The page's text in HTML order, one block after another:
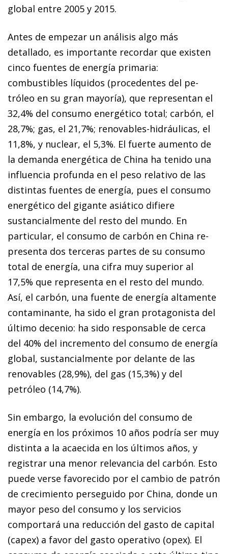
global entre 2005 y 2015.
Antes de empezar un análisis algo más
detallado, es im­­portante recordar que existen
cinco fuentes de energía primaria:
combustibles líquidos (procedentes del pe­­
tróleo en su gran mayoría), que representan el
32,4% del consumo energético total; carbón, el
28,7%; gas, el 21,7%; reno­­va­­bles-hidráulicas, el
11,8%, y nuclear, el 5,3%. El fuerte aumento de
la demanda energética de China ha tenido una
influencia profunda en el peso relativo de las
distintas fuentes de energía, pues el consumo
energético del gigante asiático difiere
sustancialmente del resto del mundo. En
particular, el consumo de carbón en China re­­
presenta dos terceras partes de su consumo
total de energía, una cifra muy superior al
17,5% que representa en el resto del mundo.
Así, el carbón, una fuente de energía altamente
contaminante, ha sido el gran protagonista del
último decenio: ha sido responsable de cerca
del 40% del incremento del consumo de energía
global, sustancialmente por delante de las
renovables (28,9%), del gas (15,3%) y del
petróleo (14,7%).
Sin embargo, la evolución del consumo de
energía en los próximos 10 años podría ser muy
distinta a la acaecida en los últimos años, y
registrar una menor relevancia del carbón. Esto
puede verse favorecido por el cambio de patrón
de crecimiento perseguido por China, donde un
mayor peso del consumo y los servicios
comportará una reducción del gasto de capital
(capex) a favor del gasto operativo (opex). El